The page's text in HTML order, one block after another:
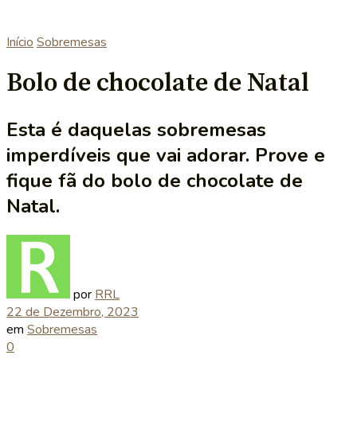
Início Sobremesas
Bolo de chocolate de Natal
Esta é daquelas sobremesas
imperdíveis que vai adorar. Prove e
fique fã do bolo de chocolate de
Natal.
por RRL
22 de Dezembro, 2023
em Sobremesas
0